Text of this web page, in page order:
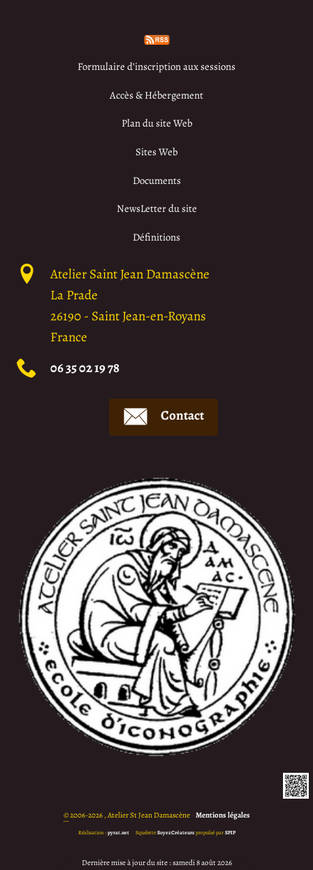
Formulaire d’inscription aux sessions
Accès & Hébergement
Plan du site Web
Sites Web
Documents
NewsLetter du site
Définitions
Atelier Saint Jean Damascène
La Prade
26190- Saint Jean-en-Royans
France
06 35 02 19 78
Contact
©2006-2026 , Atelier St Jean Damascène • Mentions légales
Réalisation :pyrat.net • SqueletteSoyezCréateurspropulsé parSPIP
Dernière mise à jour du site : samedi 8 août 2026